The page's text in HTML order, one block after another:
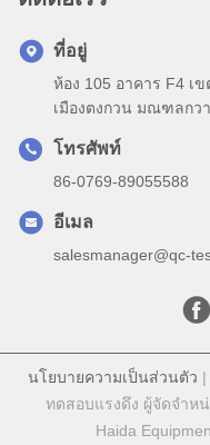
ที่อยู่
ห้อง 105 อาคาร F4 เ
เมืองตงกวน มณฑลกว
โทรศัพท์
86-0769-89055588
อีเมล
salesmanager@qc-
นโยบายความเป็นส่วนตัว |
ทดสอบแรงดึง ผู้จัดจําห
Haida